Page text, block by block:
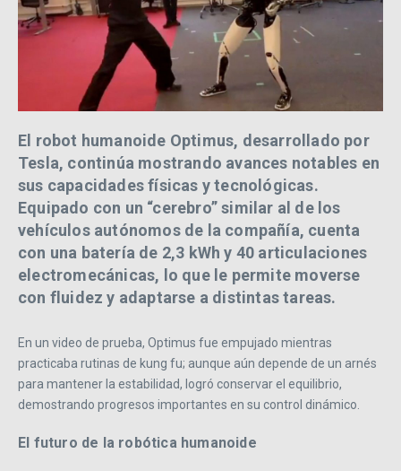
El robot humanoide Optimus, desarrollado por
Tesla, continúa mostrando avances notables en
sus capacidades físicas y tecnológicas.
Equipado con un “cerebro” similar al de los
vehículos autónomos de la compañía, cuenta
con una batería de 2,3 kWh y 40 articulaciones
electromecánicas, lo que le permite moverse
con fluidez y adaptarse a distintas tareas.
En un video de prueba, Optimus fue empujado mientras
practicaba rutinas de kung fu; aunque aún depende de un arnés
para mantener la estabilidad, logró conservar el equilibrio,
demostrando progresos importantes en su control dinámico.
El futuro de la robótica humanoide